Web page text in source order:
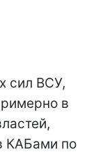
сил ВСУ,
в
КАБами по